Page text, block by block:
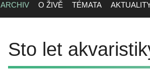
ARCHIV O ŽIVĚ TÉMATA
Sto let